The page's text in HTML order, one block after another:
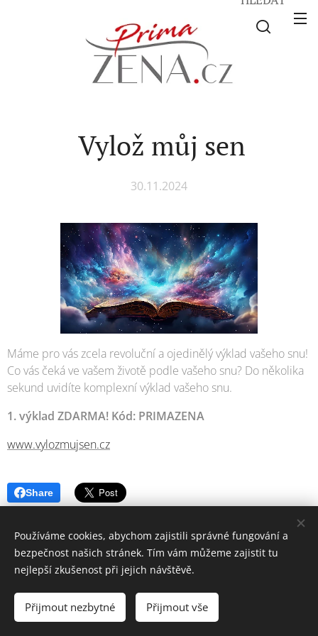
Vylož můj sen
30.11.2024
Máme pro vás zcela revoluční a ojedinělý výklad vašeho snu!
Co vás čeká ve vašem životě podle vašeho snu? Do několika
sekund uvidíte komplexní výklad vašeho snu.
1. výklad ZDARMA! Kód: PRIMAZENA
www.vylozmujsen.cz
Share
© 2006-2025 PrimaŽena.cz I ESPRIT BOHEMIA s.r.o. I Všechna práva
vyhrazena.
Cookies
Používáme cookies, abychom zajistili správné fungování a
bezpečnost našich stránek. Tím vám můžeme zajistit tu
nejlepší zkušenost při jejich návštěvě.
Přijmout nezbytné Přijmout vše